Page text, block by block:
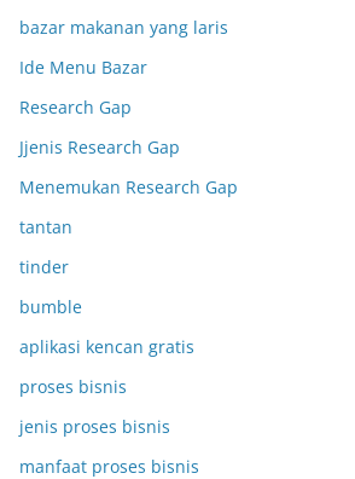
bazar makanan yang laris
Ide Menu Bazar
Research Gap
Jjenis Research Gap
Menemukan Research Gap
tantan
tinder
bumble
aplikasi kencan gratis
proses bisnis
jenis proses bisnis
manfaat proses bisnis